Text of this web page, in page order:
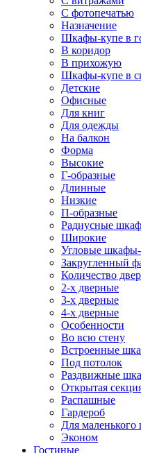
С фотопечатью
Назначение
Шкафы-купе в
В коридор
В прихожую
Шкафы-купе в
Детские
Офисные
Для книг
Для одежды
На балкон
Форма
Высокие
Г-образные
Длинные
Низкие
П-образные
Радиусные
Широкие
Угловые
Закругленный
Количество
2-х дверные
3-х дверные
4-х дверные
Особенности
Во всю стену
Встроенные
Под потолок
Раздвижные
Открытая
Распашные
Гардероб
Для
Эконом
Гостиные